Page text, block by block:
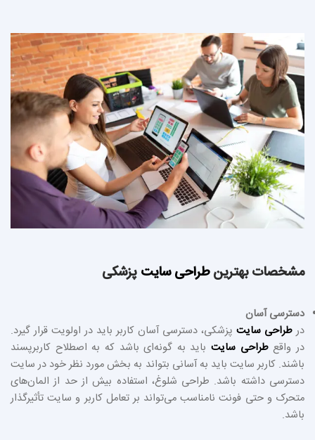
مشخصات بهترینطراحی سایت پزشکی
دسترسی آسان
درطراحی سایت پزشکی، دسترسی آسان کاربر باید در اولویت قرار گیرد.
در واقعطراحی سایتباید به گونه‌ای باشد که به اصطلاح کاربرپسند
باشند. کاربر سایت باید به آسانی بتواند به بخش مورد نظر خود در سایت
دسترسی داشته باشد. طراحی شلوغ، استفاده بیش از حد از المان‌های
متحرک و حتی فونت نامناسب می‌تواند بر تعامل کاربر و سایت تأثیرگذار
باشد.